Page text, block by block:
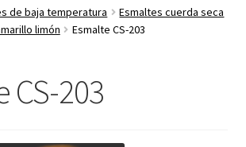
Localización
de baja temperatura
Esmaltes cuerda seca
limón
Esmalte CS-203
CS-203